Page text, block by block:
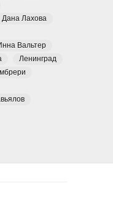
Дана Лахова
Вальтер
Ленинград